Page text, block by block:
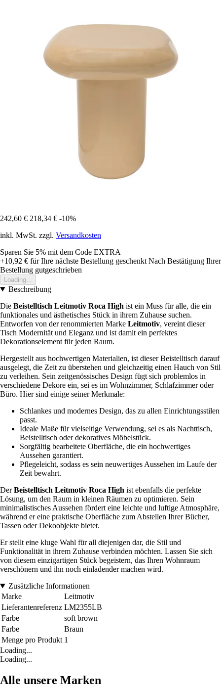
242,60 € 218,34 € -10%
inkl. MwSt. zzgl. Versandkosten
Sparen Sie 5% mit dem Code EXTRA
+10,92 € für Ihre nächste Bestellung geschenkt Nach Bestätigung Ihrer
Bestellung gutgeschrieben
Loading...
Beschreibung
Die Beistelltisch Leitmotiv Roca High ist ein Muss für alle, die ein
funktionales und ästhetisches Stück in ihrem Zuhause suchen.
Entworfen von der renommierten Marke Leitmotiv, vereint dieser
Tisch Modernität und Eleganz und ist damit ein perfektes
Dekorationselement für jeden Raum.
Hergestellt aus hochwertigen Materialien, ist dieser Beistelltisch darauf
ausgelegt, die Zeit zu überstehen und gleichzeitig einen Hauch von Stil
zu verleihen. Sein zeitgenössisches Design fügt sich problemlos in
verschiedene Dekore ein, sei es im Wohnzimmer, Schlafzimmer oder
Büro. Hier sind einige seiner Merkmale:
Schlankes und modernes Design, das zu allen Einrichtungsstilen
passt.
Ideale Maße für vielseitige Verwendung, sei es als Nachttisch,
Beistelltisch oder dekoratives Möbelstück.
Sorgfältig bearbeitete Oberfläche, die ein hochwertiges
Aussehen garantiert.
Pflegeleicht, sodass es sein neuwertiges Aussehen im Laufe der
Zeit bewahrt.
DerBeistelltisch Leitmotiv Roca High ist ebenfalls die perfekte
Lösung, um den Raum in kleinen Räumen zu optimieren. Sein
minimalistisches Aussehen fördert eine leichte und luftige Atmosphäre,
während er eine praktische Oberfläche zum Abstellen Ihrer Bücher,
Tassen oder Dekoobjekte bietet.
Er stellt eine kluge Wahl für all diejenigen dar, die Stil und
Funktionalität in ihrem Zuhause verbinden möchten. Lassen Sie sich
von diesem einzigartigen Stück begeistern, das Ihren Wohnraum
verschönern und ihn noch einladender machen wird.
Zusätzliche Informationen
Marke
Leitmotiv
Lieferantenreferenz LM2355LB
Farbe
soft brown
Farbe
Braun
Menge pro Produkt 1
Loading...
Loading...
Alle unsere Marken